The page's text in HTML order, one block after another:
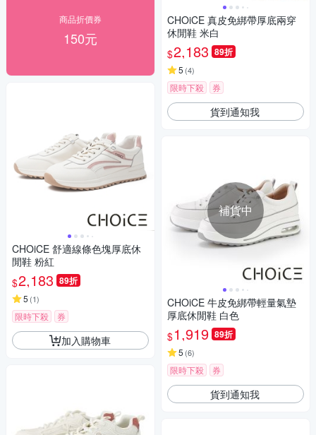
商品折價券
150元
CHOiCE 舒適線條色塊厚底休
閒鞋 粉紅
$2,183 89折
5 (1)
限時下殺 券
加入購物車
CHOiCE 真皮免綁帶厚底兩穿
休閒鞋 米白
$2,183 89折
5 (4)
限時下殺 券
貨到通知我
補貨中
CHOiCE 牛皮免綁帶輕量氣墊
厚底休閒鞋 白色
$1,919 89折
5 (6)
限時下殺 券
貨到通知我